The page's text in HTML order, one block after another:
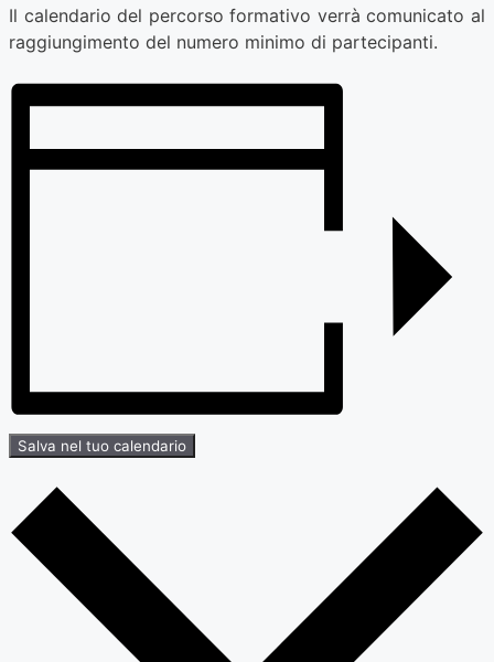
Il calendario del percorso formativo verrà comunicato al
raggiungimento del numero minimo di partecipanti.
Salva nel tuo calendario